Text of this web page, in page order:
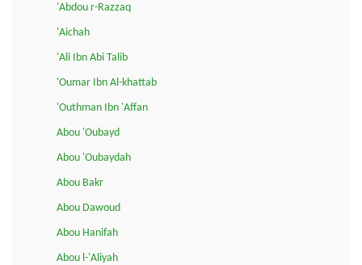
'Abdou r-Razzaq
'Aichah
'Ali Ibn Abi Talib
'Oumar Ibn Al-khattab
'Outhman Ibn 'Affan
Abou 'Oubayd
Abou 'Oubaydah
Abou Bakr
Abou Dawoud
Abou Hanifah
Abou l-'Aliyah